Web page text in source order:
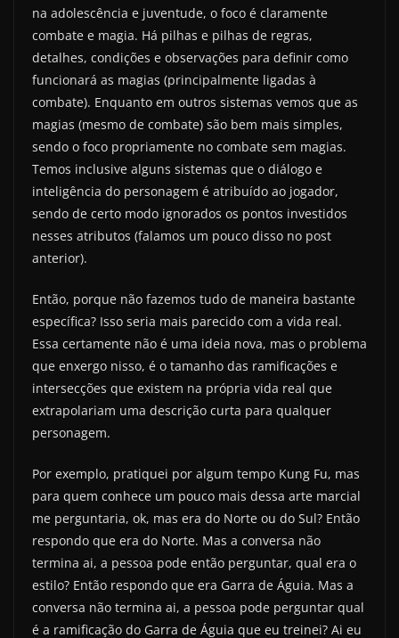
na adolescência e juventude, o foco é claramente
combate e magia. Há pilhas e pilhas de regras,
detalhes, condições e observações para definir como
funcionará as magias (principalmente ligadas à
combate). Enquanto em outros sistemas vemos que as
magias (mesmo de combate) são bem mais simples,
sendo o foco propriamente no combate sem magias.
Temos inclusive alguns sistemas que o diálogo e
inteligência do personagem é atribuído ao jogador,
sendo de certo modo ignorados os pontos investidos
nesses atributos (falamos um pouco disso no post
anterior).
Então, porque não fazemos tudo de maneira bastante
específica? Isso seria mais parecido com a vida real.
Essa certamente não é uma ideia nova, mas o problema
que enxergo nisso, é o tamanho das ramificações e
intersecções que existem na própria vida real que
extrapolariam uma descrição curta para qualquer
personagem.
Por exemplo, pratiquei por algum tempo Kung Fu, mas
para quem conhece um pouco mais dessa arte marcial
me perguntaria, ok, mas era do Norte ou do Sul? Então
respondo que era do Norte. Mas a conversa não
termina ai, a pessoa pode então perguntar, qual era o
estilo? Então respondo que era Garra de Águia. Mas a
conversa não termina ai, a pessoa pode perguntar qual
é a ramificação do Garra de Águia que eu treinei? Ai eu